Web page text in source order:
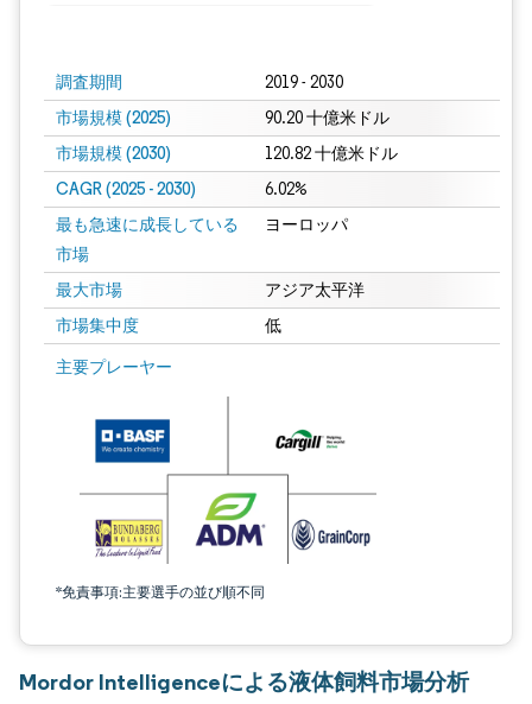
調査期間 2019 - 2030
市場規模 (2025) 90.20 十億米ドル
市場規模 (2030) 120.82 十億米ドル
CAGR (2025 - 2030) 6.02%
最も急速に成長している
市場
ヨーロッパ
最大市場 アジア太平洋
市場集中度 低
主要プレーヤー
*免責事項:主要選手の並び順不同
Mordor Intelligenceによる液体飼料市場分析